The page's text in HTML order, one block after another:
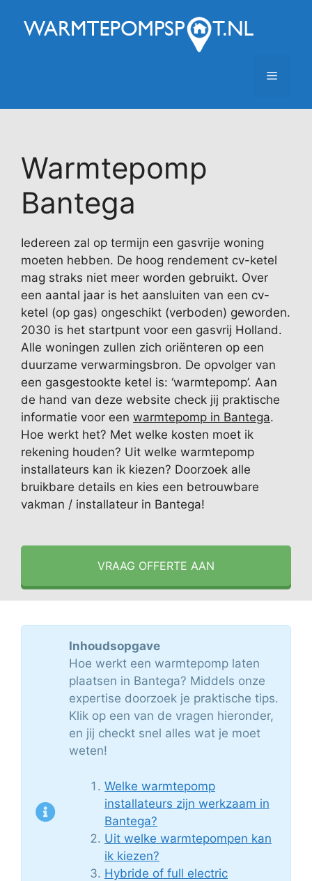
naar
Menu
Warmtepomp
Bantega
Iedereen zal op termijn een gasvrije woning
moeten hebben. De hoog rendement cv-ketel
mag straks niet meer worden gebruikt. Over
een aantal jaar is het aansluiten van een cv-
ketel (op gas) ongeschikt (verboden) geworden.
2030 is het startpunt voor een gasvrij Holland.
Alle woningen zullen zich oriënteren op een
duurzame verwarmingsbron. De opvolger van
een gasgestookte ketel is: ‘warmtepomp’. Aan
de hand van deze website check jij praktische
informatie voor een warmtepomp in Bantega.
Hoe werkt het? Met welke kosten moet ik
rekening houden? Uit welke warmtepomp
installateurs kan ik kiezen? Doorzoek alle
bruikbare details en kies een betrouwbare
vakman / installateur in Bantega!
VRAAG OFFERTE AAN
Inhoudsopgave
Hoe werkt een warmtepomp laten
plaatsen in Bantega? Middels onze
expertise doorzoek je praktische tips.
Klik op een van de vragen hieronder,
en jij checkt snel alles wat je moet
weten!
Welke warmtepomp
installateurs zijn werkzaam in
Bantega?
Uit welke warmtepompen kan
ik kiezen?
Hybride of full electric